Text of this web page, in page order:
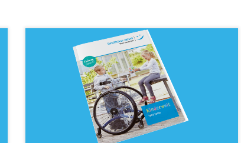
Die Verordnung muss
Hilfsmittel
eventuell eine genaue Angabe von